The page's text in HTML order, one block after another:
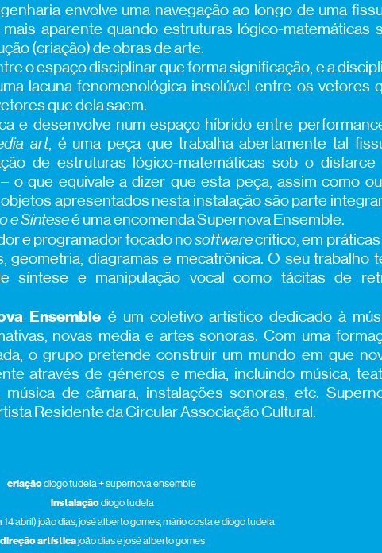
envolve uma navegação ao longo de uma
aparente quando estruturas lógico-matemáticas
(criação) de obras de arte.
o espaço disciplinar que forma significação, e a
lacuna fenomenológica insolúvel entre os vetores
que dela saem.
e desenvolve num espaço híbrido entre
art, é uma peça que trabalha abertamente tal
de estruturas lógico-matemáticas sob o disfarce
o que equivale a dizer que esta peça, assim como
apresentados nesta instalação são parte
e Sínteseé uma encomenda Supernova Ensemble.
e programador focado nosoftwarecrítico, em
geometria, diagramas e mecatrônica. O seu trabalho
síntese e manipulação vocal como tácitas de
Ensemble é um coletivo artístico dedicado à
novas media e artes sonoras. Com uma
o grupo pretende construir um mundo em que
através de géneros e media, incluindo música,
música de câmara, instalações sonoras, etc.
Residente da Circular Associação Cultural.
criaçãodiogo tudela + supernova ensemble
instalaçãodiogo tudela
14 abril) joão dias, josé alberto gomes, mário costa e diogo tudela
direção artísticajoão dias e josé alberto gomes